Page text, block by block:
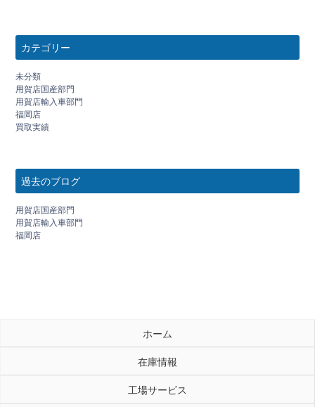
カテゴリー
未分類
用賀店国産部門
用賀店輸入車部門
福岡店
買取実績
過去のブログ
用賀店国産部門
用賀店輸入車部門
福岡店
ホーム
在庫情報
工場サービス